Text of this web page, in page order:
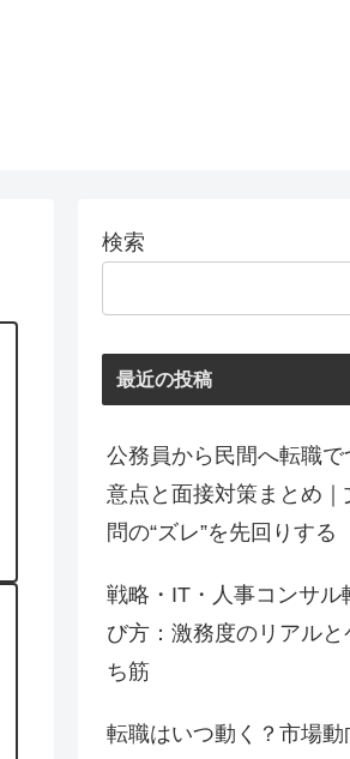
検索
最近の投稿
公務員から民間へ転職
意点と面接対策まとめ
問の“ズレ”を先回りする
戦略・IT・人事コンサル
び方：激務度のリアル
ち筋
転職はいつ動く？市場動